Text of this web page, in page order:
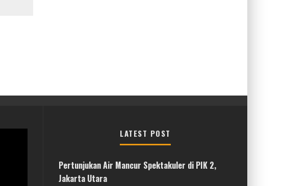
LATEST POST
Pertunjukan Air Mancur Spektakuler di PIK 2,
Jakarta Utara